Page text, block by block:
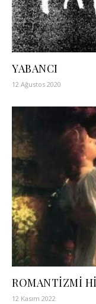
YABANCI
12 Ağustos 2020
ROMANTİZMİ
12 Kasım 2022